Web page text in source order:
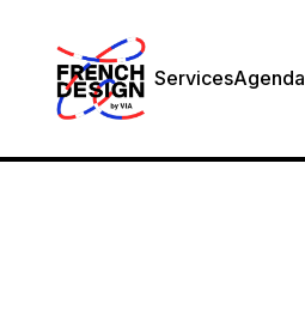
ServicesAgenda